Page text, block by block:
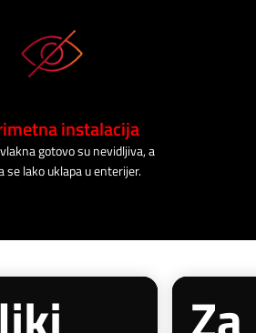
instalacija
gotovo su nevidljiva, a
se lako uklapa u enterijer.